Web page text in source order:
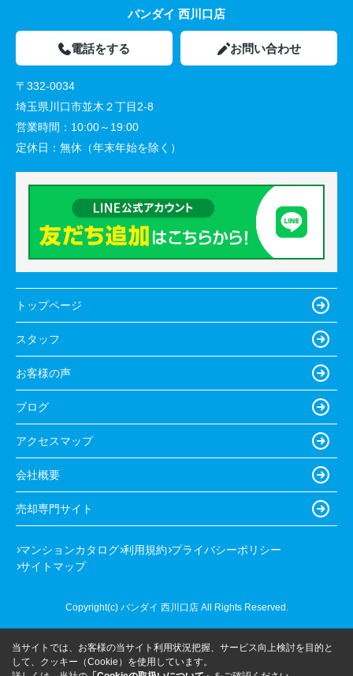
バンダイ 西川口店
電話をする お問い合わせ
〒332-0034
埼玉県川口市並木２丁目2-8
営業時間： 10:00～19:00
定休日： 無休（年末年始を除く）
トップページ
スタッフ
お客様の声
ブログ
アクセスマップ
会社概要
売却専門サイト
マンションカタログ 利用規約 プライバシーポリシー
サイトマップ
Copyright(c) バンダイ 西川口店 All Rights Reserved.
当サイトでは、お客様の当サイト利用状況把握、サービス向上検討を目的と
して、クッキー（Cookie）を使用しています。